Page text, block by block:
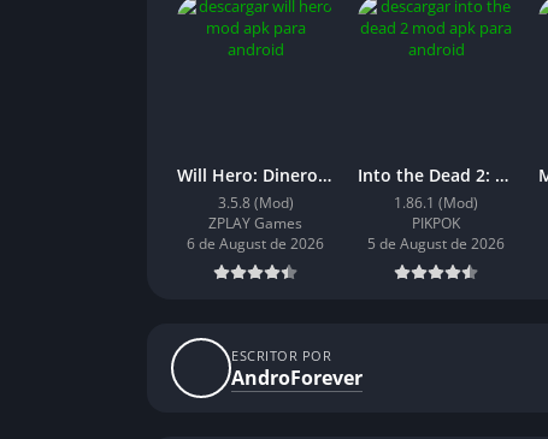
Will Hero: Dinero Infinito
3.5.8 (Mod)
ZPLAY Games
6 de August de 2026
Into the Dead 2: Dinero Infinito
1.86.1 (Mod)
PIKPOK
5 de August de 2026
ESCRITOR POR
AndroForever